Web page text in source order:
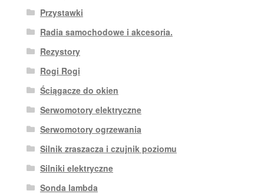
Przystawki
Radia samochodowe i akcesoria.
Rezystory
Rogi Rogi
Ściągacze do okien
Serwomotory elektryczne
Serwomotory ogrzewania
Silnik zraszacza i czujnik poziomu
Silniki elektryczne
Sonda lambda